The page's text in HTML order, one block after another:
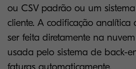
ou CSV padrão ou um
cliente. A codificação analítica
ser feita diretamente na
usada pelo sistema de back-